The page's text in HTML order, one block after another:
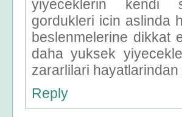
yiyeceklerin kendi
gordukleri icin aslinda
beslenmelerine dikkat
daha yuksek
zararlilari
Reply